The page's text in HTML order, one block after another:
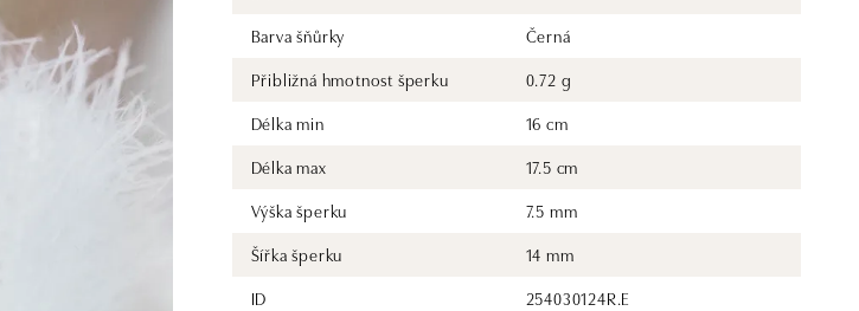
Barva šňůrky
Černá
Přibližná hmotnost šperku
0.72 g
Délka min
16 cm
Délka max
17.5 cm
Výška šperku
7.5 mm
Šířka šperku
14 mm
ID
254030124R.E